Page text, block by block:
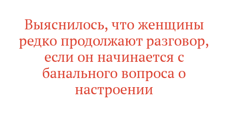
Выяснилось, что женщины
редко продолжают разговор,
если он начинается с
банального вопроса о
настроении